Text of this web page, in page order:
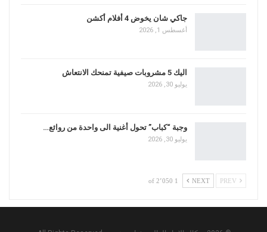
جاكي شان يخوض 4 أفلام أكشن
أغسطس 1, 2026
اليك 5 مشروبات صيفية تمنحك الانتعاش
يوليو 30, 2026
وجبة “كباب” تحول أغنية الى واحدة من روائع…
يوليو 30, 2026
NEXT 1 of 2٬050